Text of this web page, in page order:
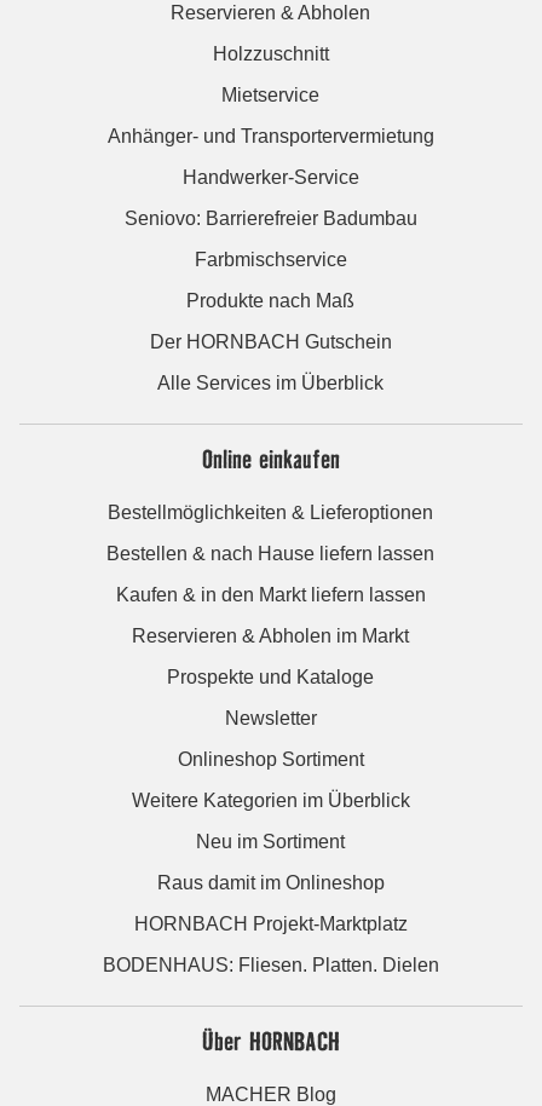
Reservieren & Abholen
Holzzuschnitt
Mietservice
Anhänger- und Transportervermietung
Handwerker-Service
Seniovo: Barrierefreier Badumbau
Farbmischservice
Produkte nach Maß
Der HORNBACH Gutschein
Alle Services im Überblick
Online einkaufen
Bestellmöglichkeiten & Lieferoptionen
Bestellen & nach Hause liefern lassen
Kaufen & in den Markt liefern lassen
Reservieren & Abholen im Markt
Prospekte und Kataloge
Newsletter
Onlineshop Sortiment
Weitere Kategorien im Überblick
Neu im Sortiment
Raus damit im Onlineshop
HORNBACH Projekt-Marktplatz
BODENHAUS: Fliesen. Platten. Dielen
Über HORNBACH
MACHER Blog